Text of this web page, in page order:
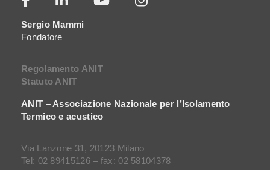
Sergio Mammi
Fondatore
Regolamento ANIT
Statuto ANIT
ANIT – Associazione Nazionale per l’Isolamento
Termico e acustico
Via Lanzone 31, 20123 Milano
Tel: 02 89415126 – fax: 02 58104378